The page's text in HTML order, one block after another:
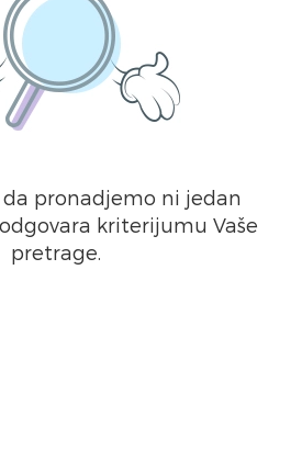
pronadjemo ni jedan
kriterijumu Vaše
pretrage.